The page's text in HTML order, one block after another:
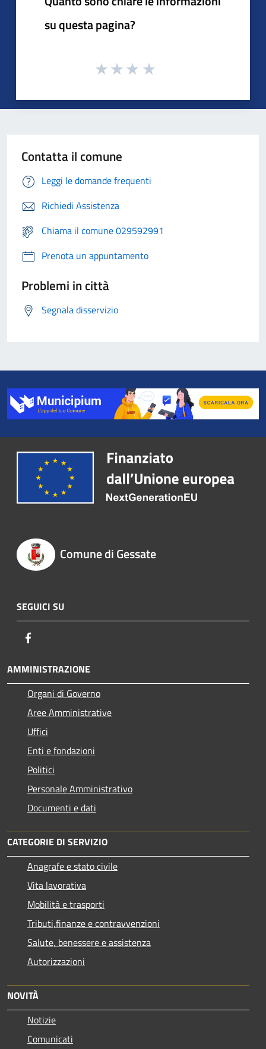
su questa pagina?
Contatta il comune
Leggi le domande frequenti
Richiedi Assistenza
Chiama il comune 029592991
Prenota un appuntamento
Problemi in città
Segnala disservizio
Comune di Gessate
SEGUICI SU
AMMINISTRAZIONE
Organi di Governo
Aree Amministrative
Uffici
Enti e fondazioni
Politici
Personale Amministrativo
Documenti e dati
CATEGORIE DI SERVIZIO
Anagrafe e stato civile
Vita lavorativa
Mobilità e trasporti
Tributi,finanze e contravvenzioni
Salute, benessere e assistenza
Autorizzazioni
NOVITÀ
Notizie
Comunicati